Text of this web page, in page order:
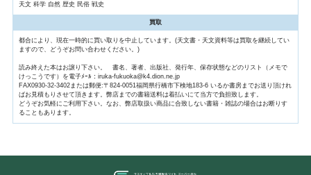
天文 科学 自然 歴史 民俗 戦史
買取
都合により、現在一時的に買い取りを中止しています。(天文書・天文資料等は買取を継続してい
ますので、どうぞお問い合わせください。)
読み終えた本はお譲り下さい。 書名、著者、出版社、発行年、保存状態などのリスト（メモで
けっこうです）を電子ﾒｰﾙ：iruka-fukuoka@k4.dion.ne.jp
FAX0930-32-3402または郵便:〒824-0051福岡県行橋市下検地183-6 いるか書房までお送り頂けれ
ばお見積もりさせて頂きます。弊店までの書籍送料は着払いにて当方で負担致します。
どうぞお気軽にご利用下さい。なお、弊店取扱い商品に合致しない書籍・雑誌の場合はお断りす
ることもあります。